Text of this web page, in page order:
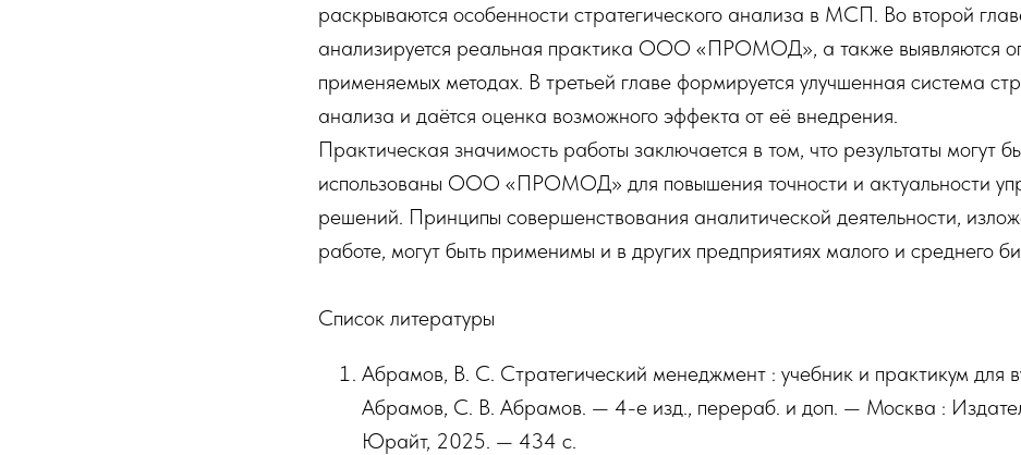
раскрываются особенности стратегического анализа в МСП. Во второй
анализируется реальная практика ООО «ПРОМОД», а также выявляются
применяемых методах. В третьей главе формируется улучшенная система
анализа и даётся оценка возможного эффекта от её внедрения.
Практическая значимость работы заключается в том, что результаты могут
использованы ООО «ПРОМОД» для повышения точности и актуальности
решений. Принципы совершенствования аналитической деятельности,
работе, могут быть применимы и в других предприятиях малого и среднего
Список литературы
Абрамов, В. С. Стратегический менеджмент : учебник и практикум для
Абрамов, С. В. Абрамов. — 4-е изд., перераб. и доп. — Москва :
Юрайт, 2025. — 434 с.